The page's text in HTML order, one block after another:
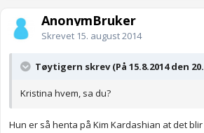
AnonymBruker
Skrevet 15. august 2014
Tøytigern skrev (På 15.8.2014 den
Kristina hvem, sa du?
Hun er så henta på Kim Kardashian at det